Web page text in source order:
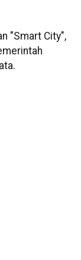
"Smart City",